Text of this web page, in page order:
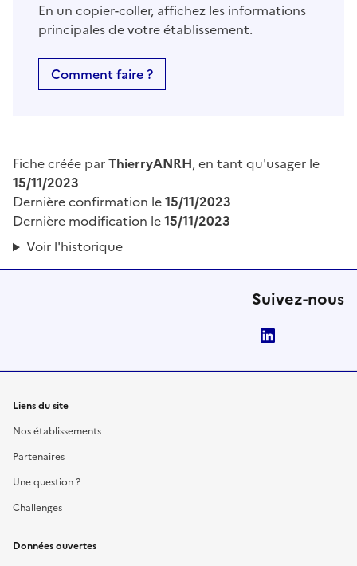
En un copier-coller, affichez les informations
principales de votre établissement.
Comment faire ?
Fiche créée parThierryANRH, en tant qu'usager le
15/11/2023
Dernière confirmation le15/11/2023
Dernière modification le15/11/2023
Voir l'historique
Suivez-nous
Liens du site
Nos établissements
Partenaires
Une question ?
Challenges
Données ouvertes